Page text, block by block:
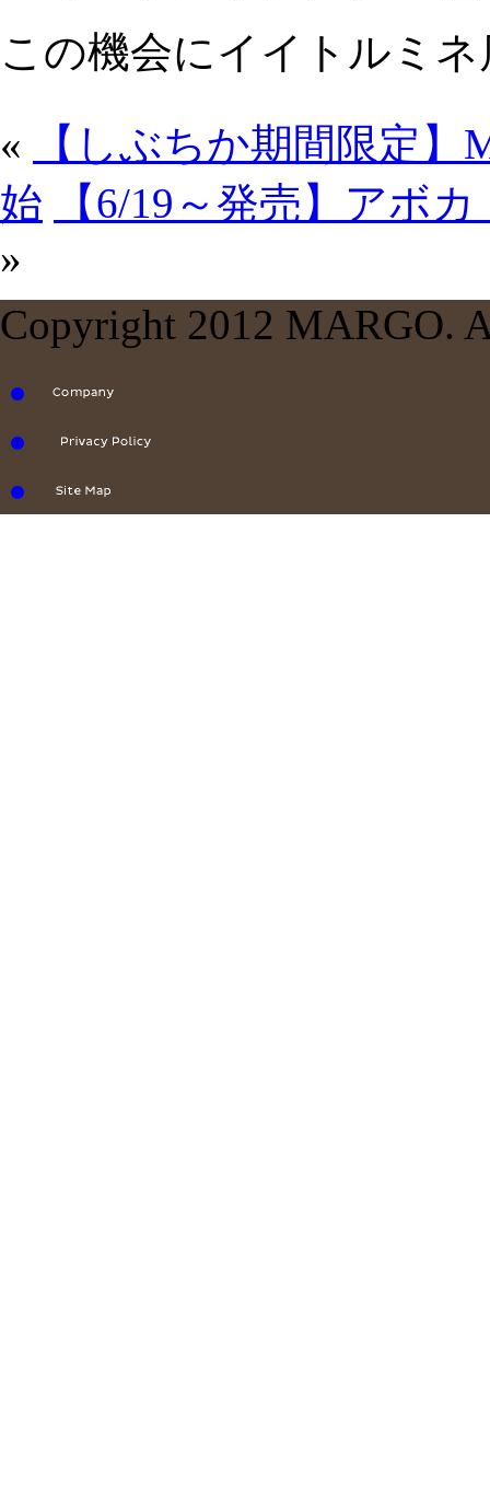
この機会にイイトルミ
«
【しぶちか期間限定
始
【6/19～発売】アボ
»
Copyright 2012 MARGO.